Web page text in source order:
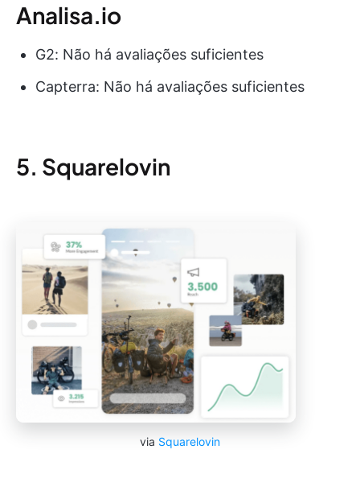
Analisa.io
G2: Não há avaliações suficientes
Capterra: Não há avaliações suficientes
5. Squarelovin
via Squarelovin